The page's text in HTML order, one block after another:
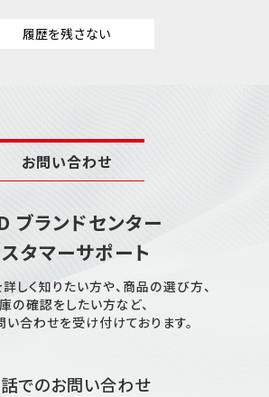
履歴を残さない
お問い合わせ
ブランドセンター
タマーサポート
しく知りたい方や、商品の選び方、
の確認をしたい方など、
合わせを受け付けております。
でのお問い合わせ